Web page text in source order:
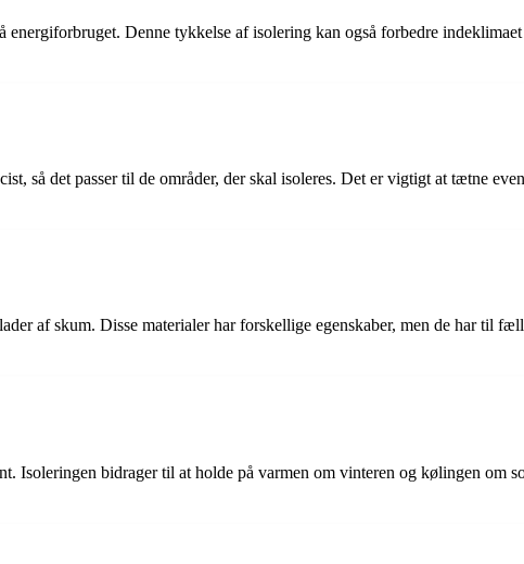
Denne tykkelse af isolering kan også forbedre
så det passer til de områder, der skal isoleres. Det er vigtigt at tætne
af skum. Disse materialer har forskellige egenskaber, men de har til
bidrager til at holde på varmen om vinteren og kølingen om